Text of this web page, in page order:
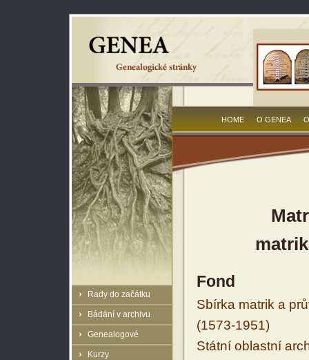
Rady do začátku
Bádání v archivu
Genealogové
Kurzy
HOME O GENEA
Fond
Sbírka matrik a
(1573-1951)
Státní oblastní